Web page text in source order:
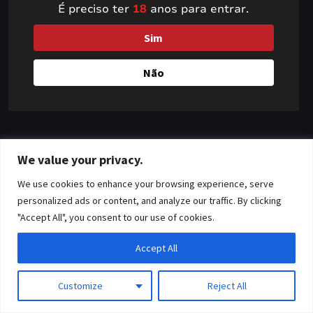
We value your privacy.
We use cookies to enhance your browsing experience, serve
personalized ads or content, and analyze our traffic. By clicking
"Accept All", you consent to our use of cookies.
Customize Reject All
Accept All
something amazing
— check back soon!
É preciso ter 18 anos para entrar.
Sim
Não